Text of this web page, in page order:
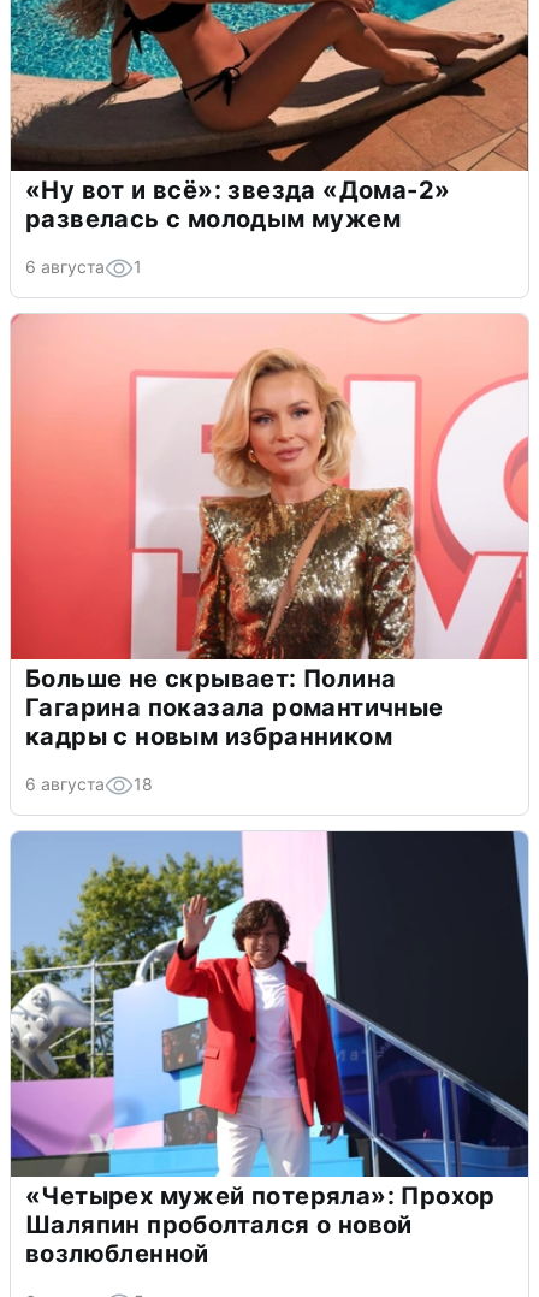
«Ну вот и всё»: звезда «Дома-2»
развелась с молодым мужем
6 августа 1
Больше не скрывает: Полина
Гагарина показала романтичные
кадры с новым избранником
6 августа 18
«Четырех мужей потеряла»: Прохор
Шаляпин проболтался о новой
возлюбленной